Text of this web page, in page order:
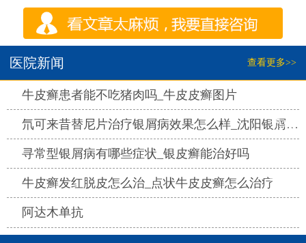
医院新闻 查看更多>>
牛皮癣患者能不吃猪肉吗_牛皮皮癣图片
氘可来昔替尼片治疗银屑病效果怎么样_沈阳银屑病医院哪家好
热点
寻常型银屑病有哪些症状_银皮癣能治好吗
牛皮癣发红脱皮怎么治_点状牛皮皮癣怎么治疗热点
阿达木单抗